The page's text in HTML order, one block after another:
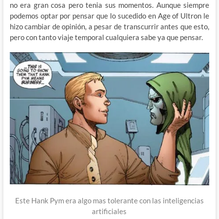
no era gran cosa pero tenia sus momentos. Aunque siempre
podemos optar por pensar que lo sucedido en Age of Ultron le
hizo cambiar de opinión, a pesar de transcurrir antes que esto,
pero con tanto viaje temporal cualquiera sabe ya que pensar.
Este Hank Pym era algo mas tolerante con las inteligencias
artificiales